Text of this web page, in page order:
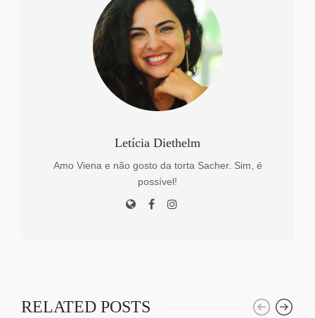
Letícia Diethelm
Amo Viena e não gosto da torta Sacher. Sim, é
possível!
RELATED POSTS